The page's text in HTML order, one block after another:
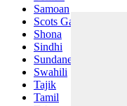
Samoan
Scots Gaelic
Shona
Sindhi
Sundanese
Swahili
Tajik
Tamil